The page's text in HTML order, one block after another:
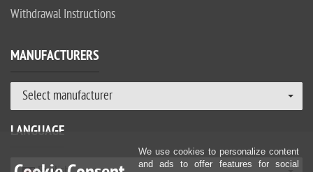
Withdrawal Instructions
MANUFACTURERS
Select manufacturer
LANGUAGE
We use cookies to personalize content
and ads to offer features for social